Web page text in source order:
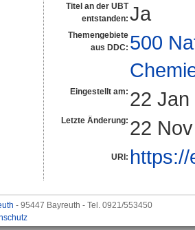
Titel an der UBT
entstanden: Ja
Themengebiete
aus DDC: 500
Eingestellt am: 22
Letzte Änderung: 22
URI:
- 95447 Bayreuth - Tel. 0921/553450